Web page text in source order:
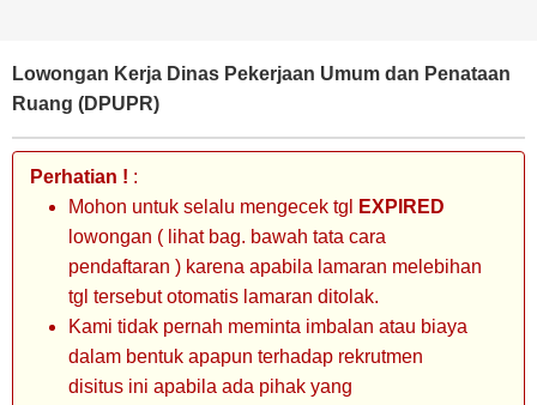
Lowongan Kerja Dinas Pekerjaan Umum dan Penataan
Ruang (DPUPR)
Perhatian ! :
Mohon untuk selalu mengecek tgl
EXPIRED
lowongan ( lihat bag. bawah tata cara
pendaftaran ) karena apabila lamaran melebihan
tgl tersebut otomatis lamaran ditolak.
Kami tidak pernah meminta imbalan atau biaya
dalam bentuk apapun terhadap rekrutmen
disitus ini apabila ada pihak yang